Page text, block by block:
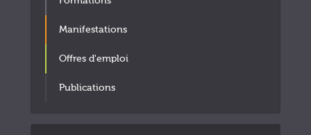
Manifestations
Offres d'emploi
Publications